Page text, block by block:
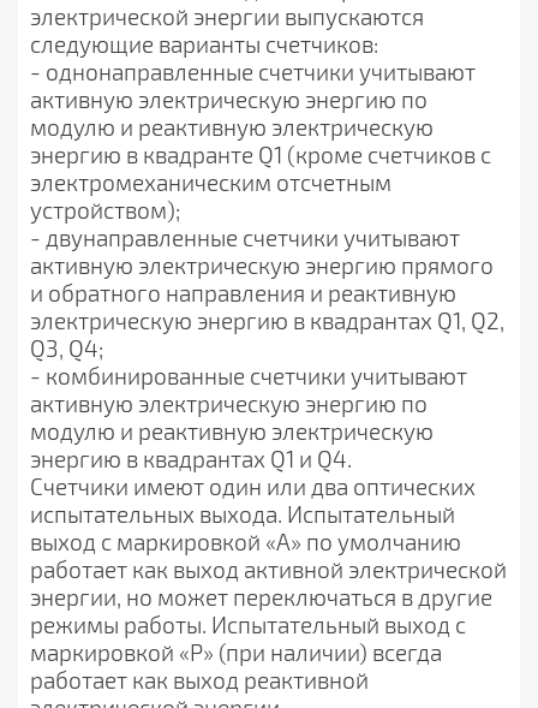
электрической энергии выпускаются
следующие варианты счетчиков:
- однонаправленные счетчики учитывают
активную электрическую энергию по
модулю и реактивную электрическую
энергию в квадранте Q1 (кроме счетчиков с
электромеханическим отсчетным
устройством);
- двунаправленные счетчики учитывают
активную электрическую энергию прямого
и обратного направления и реактивную
электрическую энергию в квадрантах Q1, Q2,
Q3, Q4;
- комбинированные счетчики учитывают
активную электрическую энергию по
модулю и реактивную электрическую
энергию в квадрантах Q1 и Q4.
Счетчики имеют один или два оптических
испытательных выхода. Испытательный
выход с маркировкой «А» по умолчанию
работает как выход активной электрической
энергии, но может переключаться в другие
режимы работы. Испытательный выход с
маркировкой «Р» (при наличии) всегда
работает как выход реактивной